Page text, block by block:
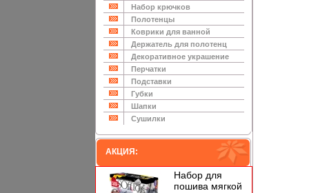
Набор крючков
Полотенцы
Коврики для ванной
Держатель для полотенц
Декоративное украшение
Перчатки
Подставки
Губки
Шапки
Сушилки
АКЦИЯ:
Набор для
пошива мягкой